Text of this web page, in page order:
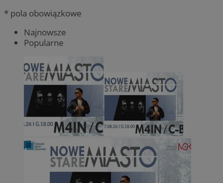
* pola obowiązkowe
Najnowsze
Popularne